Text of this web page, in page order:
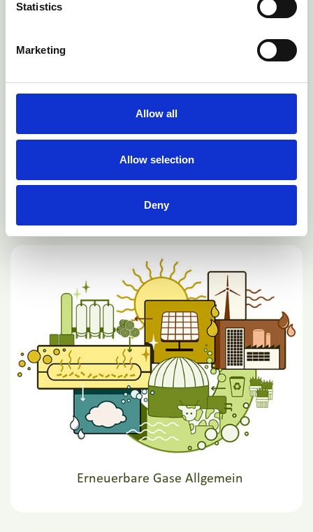
Statistics
Marketing
Allow all
Allow selection
Deny
Erneuerbare Gase Allgemein